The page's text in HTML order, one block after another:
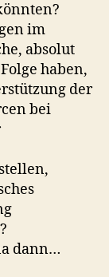
im
absolut
haben,
der
bei
dann…